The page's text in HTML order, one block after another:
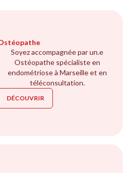
Soyez accompagnée par un.e
Ostéopathe spécialiste en
endométriose à Marseille et en
téléconsultation.
DÉCOUVRIR